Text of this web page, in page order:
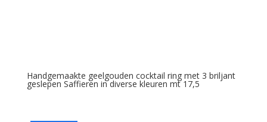
Handgemaakte geelgouden cocktail ring met 3 briljant
geslepen Saffieren in diverse kleuren mt 17,5